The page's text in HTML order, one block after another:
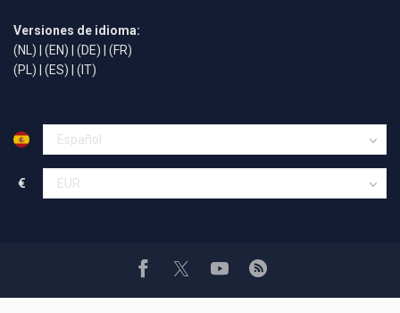
Versiones de idioma:
(NL)
(EN) (DE)
(FR)
(PL)
(ES) (IT)
€